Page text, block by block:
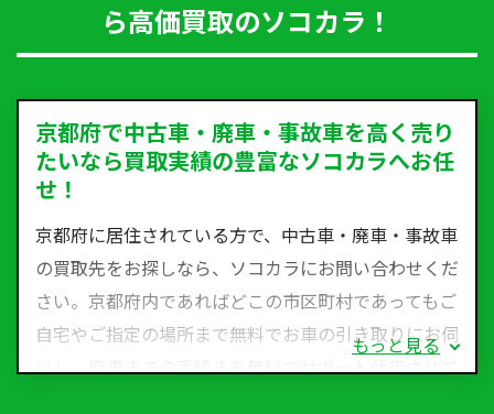
ら高価買取のソコカラ！
京都府で中古車・廃車・事故車を高く売り
たいなら買取実績の豊富なソコカラへお任
せ！
京都府に居住されている方で、中古車・廃車・事故車
の買取先をお探しなら、ソコカラにお問い合わせくだ
さい。京都府内であればどこの市区町村であってもご
自宅やご指定の場所まで無料でお車の引き取りにお伺
いし、廃車までの手続きを無料でサポート代行させて
もっと見る